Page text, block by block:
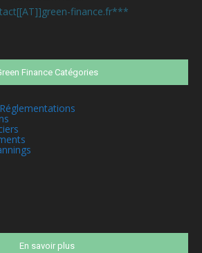
finance.fr***
Finance Catégories
En savoir plus